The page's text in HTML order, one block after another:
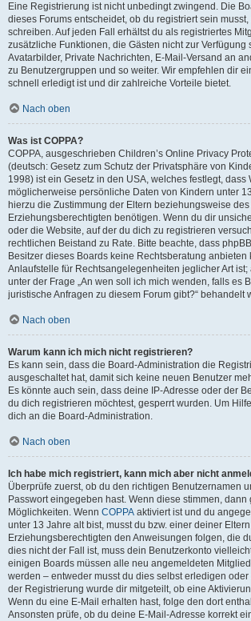
Eine Registrierung ist nicht unbedingt zwingend. Die
dieses Forums entscheidet, ob du registriert sein
schreiben. Auf jeden Fall erhältst du als registriertes
zusätzliche Funktionen, die Gästen nicht zur Verfügung
Avatarbilder, Private Nachrichten, E-Mail-Versand an
zu Benutzergruppen und so weiter. Wir empfehlen dir
schnell erledigt ist und dir zahlreiche Vorteile bietet.
Nach oben
Was ist COPPA?
COPPA, ausgeschrieben Children’s Online Privacy
(deutsch: Gesetz zum Schutz der Privatsphäre von
1998) ist ein Gesetz in den USA, welches festlegt, dass
möglicherweise persönliche Daten von Kindern unter
hierzu die Zustimmung der Eltern beziehungsweise
Erziehungsberechtigten benötigen. Wenn du dir
oder die Website, auf der du dich zu registrieren
rechtlichen Beistand zu Rate. Bitte beachte, dass
Besitzer dieses Boards keine Rechtsberatung anbieten
Anlaufstelle für Rechtsangelegenheiten jeglicher Art
unter der Frage „An wen soll ich mich wenden, falls es
juristische Anfragen zu diesem Forum gibt?“ behandelt
Nach oben
Warum kann ich mich nicht registrieren?
Es kann sein, dass die Board-Administration die
ausgeschaltet hat, damit sich keine neuen Benutzer
Es könnte auch sein, dass deine IP-Adresse oder der
du dich registrieren möchtest, gesperrt wurden. Um
dich an die Board-Administration.
Nach oben
Ich habe mich registriert, kann mich aber nicht
Überprüfe zuerst, ob du den richtigen Benutzernamen
Passwort eingegeben hast. Wenn diese stimmen, dann
Möglichkeiten. Wenn COPPA aktiviert ist und du
unter 13 Jahre alt bist, musst du bzw. einer deiner
Erziehungsberechtigten den Anweisungen folgen, die
dies nicht der Fall ist, muss dein Benutzerkonto
einigen Boards müssen alle neu angemeldeten
werden – entweder musst du dies selbst erledigen oder
der Registrierung wurde dir mitgeteilt, ob eine
Wenn du eine E-Mail erhalten hast, folge den dort
Ansonsten prüfe, ob du deine E-Mail-Adresse korrekt